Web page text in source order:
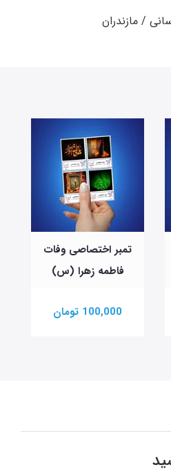
/ مازندران
تمبر اختصاصی وفات
فاطمه زهرا (س)
100,000 تومان